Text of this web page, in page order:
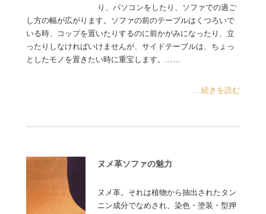
り、パソコンをしたり、ソファでの過ご
し方の幅が広がります。ソファの前のテーブルはくつろいで
いる時、コップを置いたりするのに前かがみになったり、立
ったりしなければいけませんが、サイドテーブルは、ちょっ
としたモノを置きたい時に重宝します。……
...続きを読む
ヌメ革ソファの魅力
ヌメ革。それは植物から抽出されたタン
ニン成分でなめされ、染色・塗装・型押